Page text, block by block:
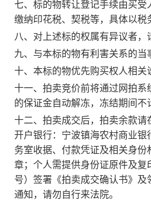
七、标的物转让登记手续由买
缴纳印花税、契税等，具体以
八、对上述标的权属有异议者，
九、与本标的物有利害关系的
十、本标的物优先购买权人相关
十一、拍卖竞价前将通过网拍
的保证金自动解冻，冻结期间
十二、拍卖成交后，拍卖余款请
开户银行：宁波镇海农村商业
务室收据、付款凭证及相关身
章；个人需提供身份证原件及
号）签署《拍卖成交确认书》
通知，请勿自行来法院。